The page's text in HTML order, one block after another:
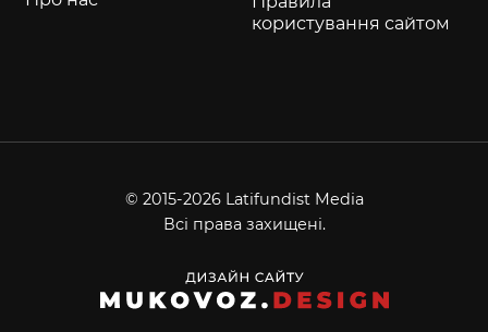
користування сайтом
© 2015-2026 Latifundist Media
Всі права захищені.